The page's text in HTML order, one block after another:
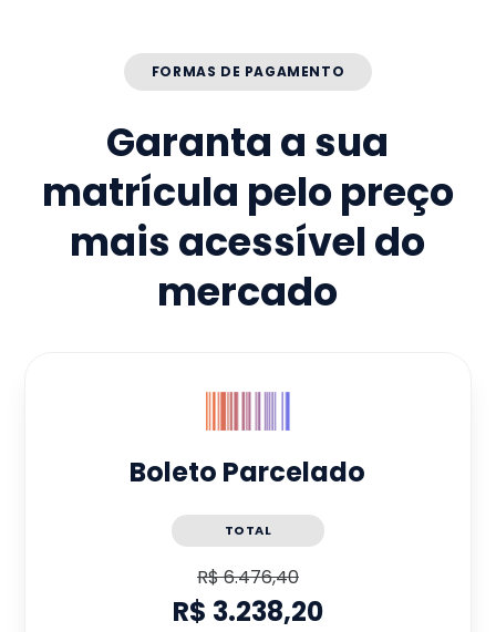
FORMAS DE PAGAMENTO
Garanta a sua
matrícula pelo preço
mais acessível do
mercado
Boleto Parcelado
TOTAL
R$ 6.476,40
R$ 3.238,20